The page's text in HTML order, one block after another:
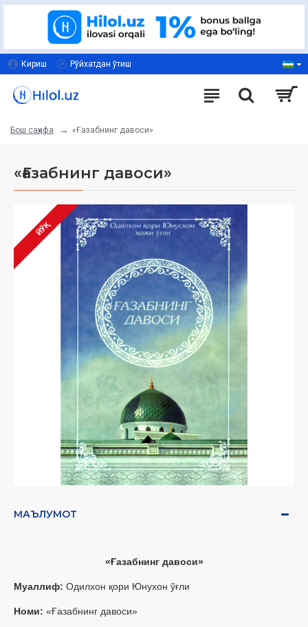
Кириш Рўйхатдан ўтиш
Бош саҳифа «Ғазабнинг давоси»
«Ғазабнинг давоси»
ЙЎҚ
МАЪЛУМОТ
«Ғазабнинг давоси»
Муаллиф: Одилхон қори Юнухон ўғли
Номи: «Ғазабнинг давоси»